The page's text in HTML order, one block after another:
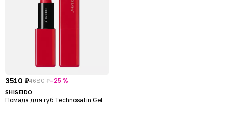
3510 ₽4680 ₽–25 %
SHISEIDO
Помада для губ Technosatin Gel